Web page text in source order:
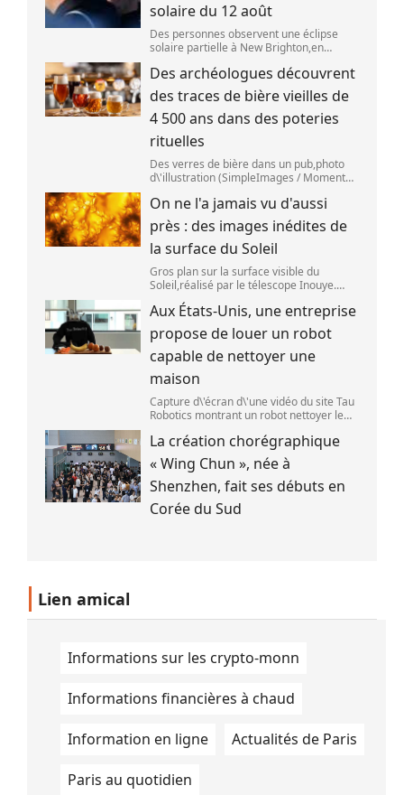
solaire du 12 août
Des personnes observent une éclipse
solaire partielle à New Brighton,en
(SANKA VIDANAGAMA )
Des archéologues découvrent
des traces de bière vieilles de
4 500 ans dans des poteries
rituelles
Des verres de bière dans un pub,photo
d\'illustration (SimpleImages / Moment
alcoolisée du monde. Les premières
traces de bière ont été retrouvées ch
On ne l'a jamais vu d'aussi
près : des images inédites de
la surface du Soleil
Gros plan sur la surface visible du
Soleil,réalisé par le télescope Inouye.
(NSF/NSO/AURA/MPS) Certains se
préparent peut-être à photographier le
mieux possible l\'éclipse solaire,prévue le
1
Aux États-Unis, une entreprise
propose de louer un robot
capable de nettoyer une
maison
Capture d\'écran d\'une vidéo du site Tau
Robotics montrant un robot nettoyer le
Robotics)
La création chorégraphique
« Wing Chun », née à
Shenzhen, fait ses débuts en
Corée du Sud
Lien amical
Informations sur les crypto-monn
Informations financières à chaud
Information en ligne Actualités de Paris
Paris au quotidien